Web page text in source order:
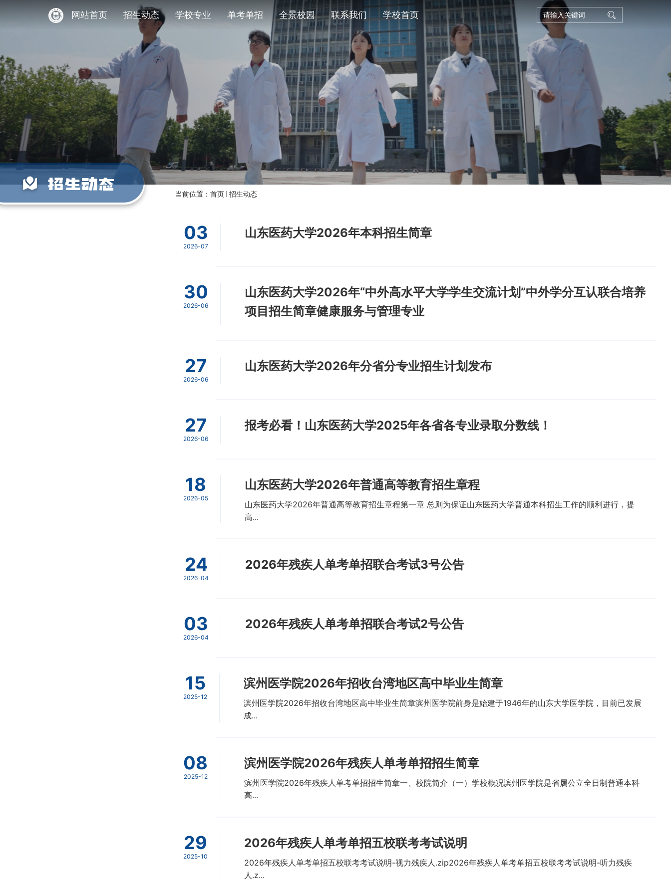
网站首页 招生动态 学校专业 单考单招 全景校园 联系我们 学校首页
招生动态
当前位置： 首页 招生动态
03
2026-07
山东医药大学2026年本科招生简章
30
2026-06
山东医药大学2026年“中外高水平大学学生交流计划”中外学分互认联合培养
项目招生简章健康服务与管理专业
27
2026-06
山东医药大学2026年分省分专业招生计划发布
27
2026-06
报考必看！山东医药大学2025年各省各专业录取分数线！
18
2026-05
山东医药大学2026年普通高等教育招生章程
山东医药大学2026年普通高等教育招生章程第一章 总则为保证山东医药大学普通本科招生工作的顺利进行，提
高...
24
2026-04
2026年残疾人单考单招联合考试3号公告
03
2026-04
2026年残疾人单考单招联合考试2号公告
15
2025-12
滨州医学院2026年招收台湾地区高中毕业生简章
滨州医学院2026年招收台湾地区高中毕业生简章滨州医学院前身是始建于1946年的山东大学医学院，目前已发展
成...
08
2025-12
滨州医学院2026年残疾人单考单招招生简章
滨州医学院2026年残疾人单考单招招生简章一、校院简介（一）学校概况滨州医学院是省属公立全日制普通本科
高...
29
2025-10
2026年残疾人单考单招五校联考考试说明
2026年残疾人单考单招五校联考考试说明-视力残疾人.zip2026年残疾人单考单招五校联考考试说明-听力残疾
人.z...